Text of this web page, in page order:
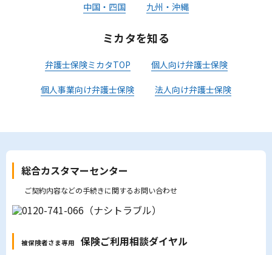
中国・四国 九州・沖縄
ミカタを知る
弁護士保険ミカタTOP 個人向け弁護士保険
個人事業向け弁護士保険 法人向け弁護士保険
総合カスタマーセンター
ご契約内容などの手続きに関するお問い合わせ
被保険者さま専用 保険ご利用相談ダイヤル